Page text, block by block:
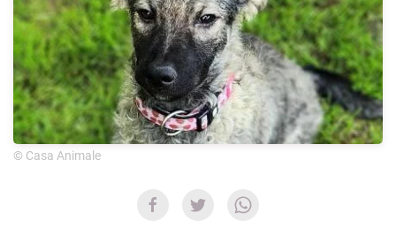
© Casa Animale